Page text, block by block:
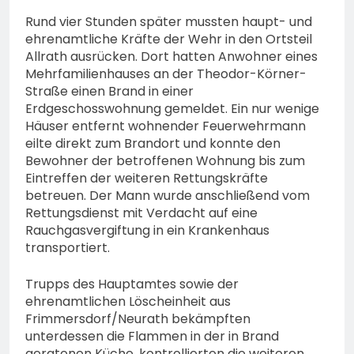
Rund vier Stunden später mussten haupt- und
ehrenamtliche Kräfte der Wehr in den Ortsteil
Allrath ausrücken. Dort hatten Anwohner eines
Mehrfamilienhauses an der Theodor-Körner-
Straße einen Brand in einer
Erdgeschosswohnung gemeldet. Ein nur wenige
Häuser entfernt wohnender Feuerwehrmann
eilte direkt zum Brandort und konnte den
Bewohner der betroffenen Wohnung bis zum
Eintreffen der weiteren Rettungskräfte
betreuen. Der Mann wurde anschließend vom
Rettungsdienst mit Verdacht auf eine
Rauchgasvergiftung in ein Krankenhaus
transportiert.
Trupps des Hauptamtes sowie der
ehrenamtlichen Löscheinheit aus
Frimmersdorf/Neurath bekämpften
unterdessen die Flammen in der in Brand